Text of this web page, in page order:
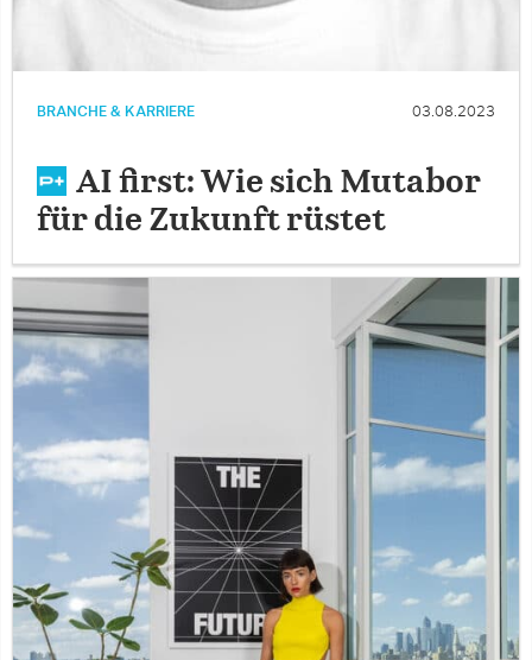
BRANCHE & KARRIERE 03.08.2023
AI first: Wie sich Mutabor
für die Zukunft rüstet